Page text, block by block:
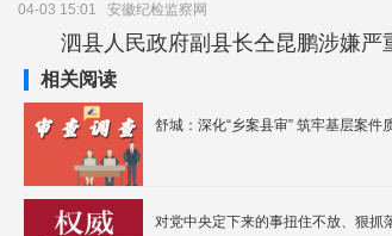
04-03 15:01 安徽纪检监察网
泗县人民政府副县长仝昆鹏涉嫌严
相关阅读
舒城：深化“乡案县审” 筑牢基层案件
对党中央定下来的事扭住不放、狠抓